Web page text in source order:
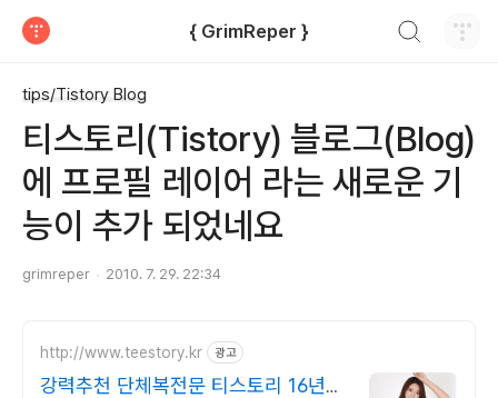
{ GrimReper }
tips/Tistory Blog
티스토리(Tistory) 블로그(Blog)
에 프로필 레이어 라는 새로운 기
능이 추가 되었네요
grimreper 2010. 7. 29. 22:34
http://www.teestory.kr 광고
강력추천 단체복전문 티스토리 16년